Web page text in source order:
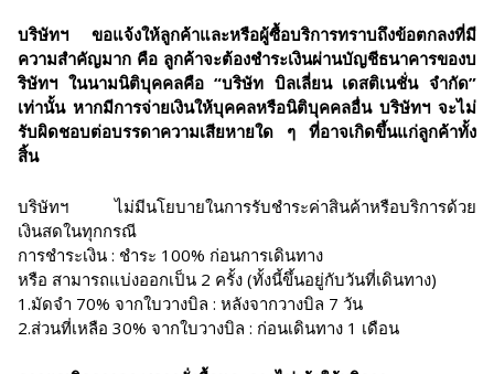
บริษัทฯ ขอแจ้งให้ลูกค้าและหรือผู้ซื้อบริการทราบถึงข้อตกลงที่มี
ความสำคัญมาก คือ ลูกค้าจะต้องชำระเงินผ่านบัญชีธนาคารของบ
ริษัทฯ ในนามนิติบุคคลคือ “บริษัท บิลเลี่ยน เดสติเนชั่น จำกัด”
เท่านั้น หากมีการจ่ายเงินให้บุคคลหรือนิติบุคคลอื่น บริษัทฯ จะไม่
รับผิดชอบต่อบรรดาความเสียหายใด ๆ ที่อาจเกิดขึ้นแก่ลูกค้าทั้ง
สิ้น
บริษัทฯ ไม่มีนโยบายในการรับชำระค่าสินค้าหรือบริการด้วย
เงินสดในทุกกรณี
การชำระเงิน : ชำระ 100% ก่อนการเดินทาง
หรือ สามารถแบ่งออกเป็น 2 ครั้ง (ทั้งนี้ขึ้นอยู่กับวันที่เดินทาง)
1.มัดจำ 70% จากใบวางบิล : หลังจากวางบิล 7 วัน
2.ส่วนที่เหลือ 30% จากใบวางบิล : ก่อนเดินทาง 1 เดือน